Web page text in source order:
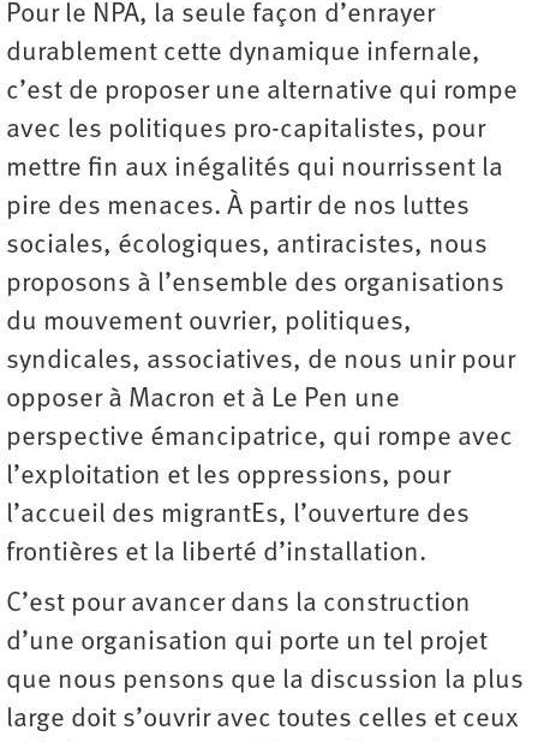
Pour le NPA, la seule façon d’enrayer
durablement cette dynamique infernale,
c’est de proposer une alternative qui rompe
avec les politiques pro-capitalistes, pour
mettre fin aux inégalités qui nourrissent la
pire des menaces. À partir de nos luttes
sociales, écologiques, antiracistes, nous
proposons à l’ensemble des organisations
du mouvement ouvrier, politiques,
syndicales, associatives, de nous unir pour
opposer à Macron et à Le Pen une
perspective émancipatrice, qui rompe avec
l’exploitation et les oppressions, pour
l’accueil des migrantEs, l’ouverture des
frontières et la liberté d’installation.
C’est pour avancer dans la construction
d’une organisation qui porte un tel projet
que nous pensons que la discussion la plus
large doit s’ouvrir avec toutes celles et ceux